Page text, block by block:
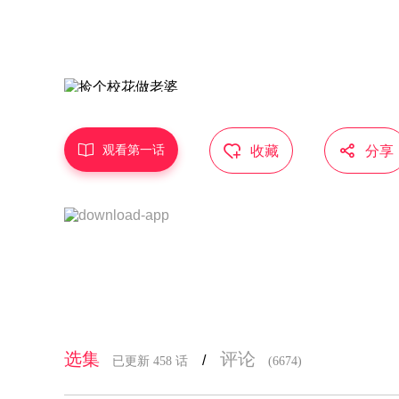
 观看第一话  收藏  分享
选集 已更新 458 话 / 评论 (6674)